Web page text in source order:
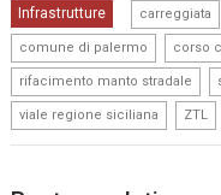
Infrastrutture carreggiata
comune di palermo corso
rifacimento manto stradale
viale regione siciliana ZTL